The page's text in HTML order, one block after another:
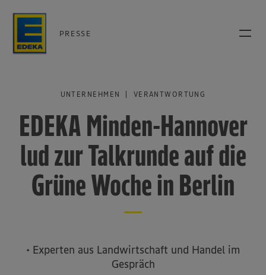
PRESSE
UNTERNEHMEN | VERANTWORTUNG
EDEKA Minden-Hannover
lud zur Talkrunde auf die
Grüne Woche in Berlin
• Experten aus Landwirtschaft und Handel im
Gespräch